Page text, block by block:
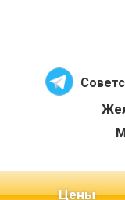
Цены